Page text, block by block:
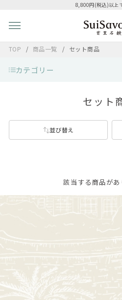
8,800円(税込)以上
TOP 商品一覧 セット商品
カテゴリー
セット
並び替え
該当する商品があ